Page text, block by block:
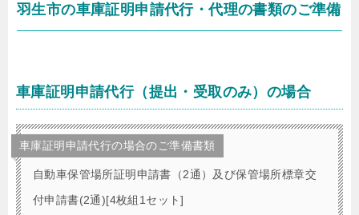
羽生市の車庫証明申請代行・代理の書類のご準備
車庫証明申請代行（提出・受取のみ）の場合
車庫証明申請代行の場合のご準備書類
自動車保管場所証明申請書（2通）及び保管場所標章交
付申請書(2通)[4枚組1セット]